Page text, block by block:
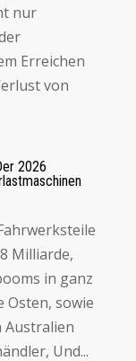
nur
Erreichen
von
2026
Milliarde,
in ganz
Osten, sowie
Und...